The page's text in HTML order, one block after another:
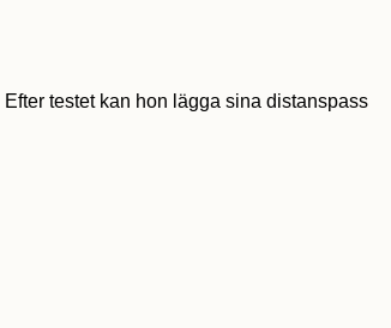
testet kan hon lägga sina distanspass